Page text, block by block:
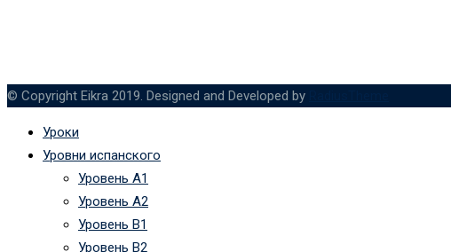
© Copyright Eikra 2019. Designed and Developed by
Уроки
Уровни испанского
Уровень А1
Уровень А2
Уровень B1
Уровень B2